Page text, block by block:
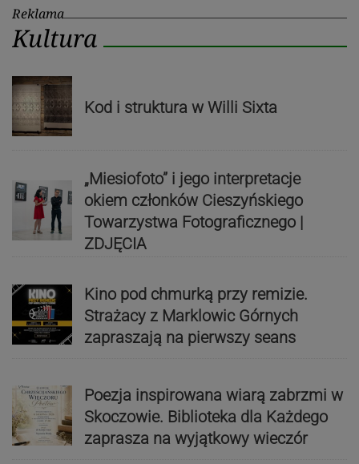
Reklama
Kultura
Kod i struktura w Willi Sixta
„Miesiofoto” i jego interpretacje
okiem członków Cieszyńskiego
Towarzystwa Fotograficznego |
ZDJĘCIA
Kino pod chmurką przy remizie.
Strażacy z Marklowic Górnych
zapraszają na pierwszy seans
Poezja inspirowana wiarą zabrzmi w
Skoczowie. Biblioteka dla Każdego
zaprasza na wyjątkowy wieczór